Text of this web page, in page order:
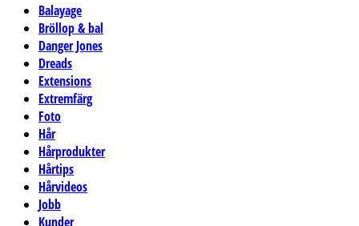
Balayage
Bröllop & bal
Danger Jones
Dreads
Extensions
Extremfärg
Foto
Hår
Hårprodukter
Hårtips
Hårvideos
Jobb
Kunder